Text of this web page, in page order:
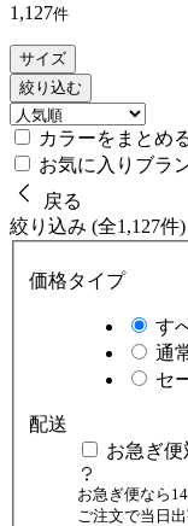
1,127件
サイズ
絞り込む
カラーをまとめ
お気に入りブラ
戻る
絞り込み (全1,127件)
価格タイプ
す
通
セ
配送
お急ぎ便
お急ぎ便なら
ご注文で当日